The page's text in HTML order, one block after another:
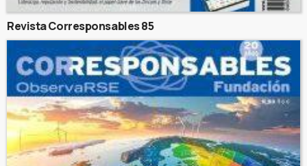
Revista Corresponsables 85